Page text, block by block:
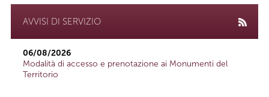
AVVISI DI SERVIZIO
06/08/2026
Modalità di accesso e prenotazione ai Monumenti del
Territorio